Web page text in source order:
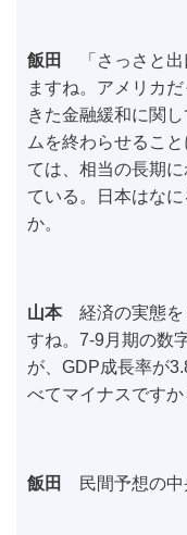
飯田
「さっさと出
ますね。アメリカ
きた金融緩和に関
ムを終わらせるこ
ては、相当の長期
ている。日本はな
か。
山本経済の実態を
すね。7-9月期の数
が、GDP成長率が
べてマイナスですか
飯田 民間予想の中